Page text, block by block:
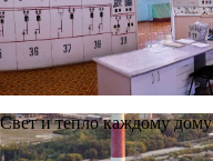
Свет и тепло каждому дому
Новости